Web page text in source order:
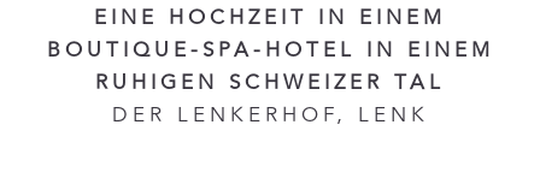
EINE HOCHZEIT IN EINEM
BOUTIQUE-SPA-HOTEL IN EINEM
RUHIGEN SCHWEIZER TAL
DER LENKERHOF, LENK